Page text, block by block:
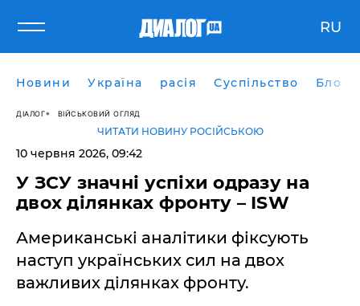
RU
Новини Україна расія Суспільство Блоги
ДІАЛОГ ВІЙСЬКОВИЙ ОГЛЯД
ЧИТАТИ НОВИНУ РОСІЙСЬКОЮ
10 червня 2026, 09:42
У ЗСУ значні успіхи одразу на
двох ділянках фронту – ISW
Американські аналітики фіксують
наступ українських сил на двох
важливих ділянках фронту.